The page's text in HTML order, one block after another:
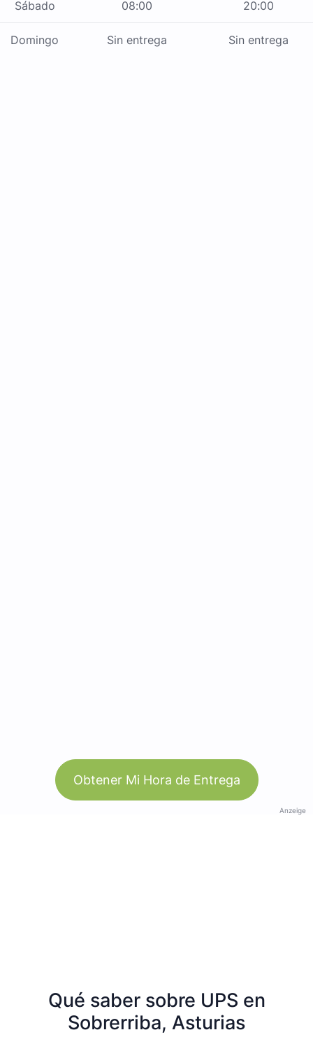
Sábado 08:00 20:00
Domingo Sin entrega Sin entrega
Obtener Mi Hora de Entrega
Anzeige
Qué saber sobre UPS en
Sobrerriba, Asturias